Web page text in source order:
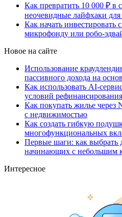
Как превратить 10 000 ₽ в
неочевидные лайфхаки
Как начать инвестировать
микрофонду или робо-
Новое на сайте
Использование
пассивного дохода на
Как использовать AI-
условий
Как покупать жилье через
с недвижимостью
Как создать гибкую
многофункциональных
Первые шаги: как
начинающих с небольшим
Интересное